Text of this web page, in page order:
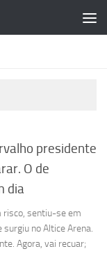
presidente
O de
dia
risco, sentiu-se em
no Altice Arena.
Agora, vai recuar;